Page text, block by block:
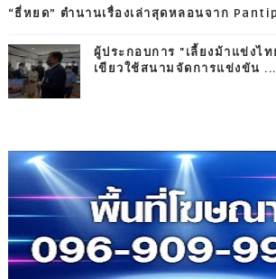
“ธี่หยด” ตำนานเรื่องเล่าสุดหลอนจาก Pantip
ผู้ประกอบการ "เลี้ยงม้าแข่งไ
เขียวใช้สนามจัดการแข่งขัน ...